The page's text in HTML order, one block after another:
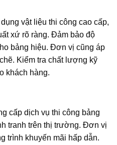
vật liệu thi công cao cấp,
xứ rõ ràng. Đảm bảo độ
bảng hiệu. Đơn vị cũng áp
Kiểm tra chất lượng kỹ
khách hàng.
cấp dịch vụ thi công bảng
tranh trên thị trường. Đơn vị
trình khuyến mãi hấp dẫn.